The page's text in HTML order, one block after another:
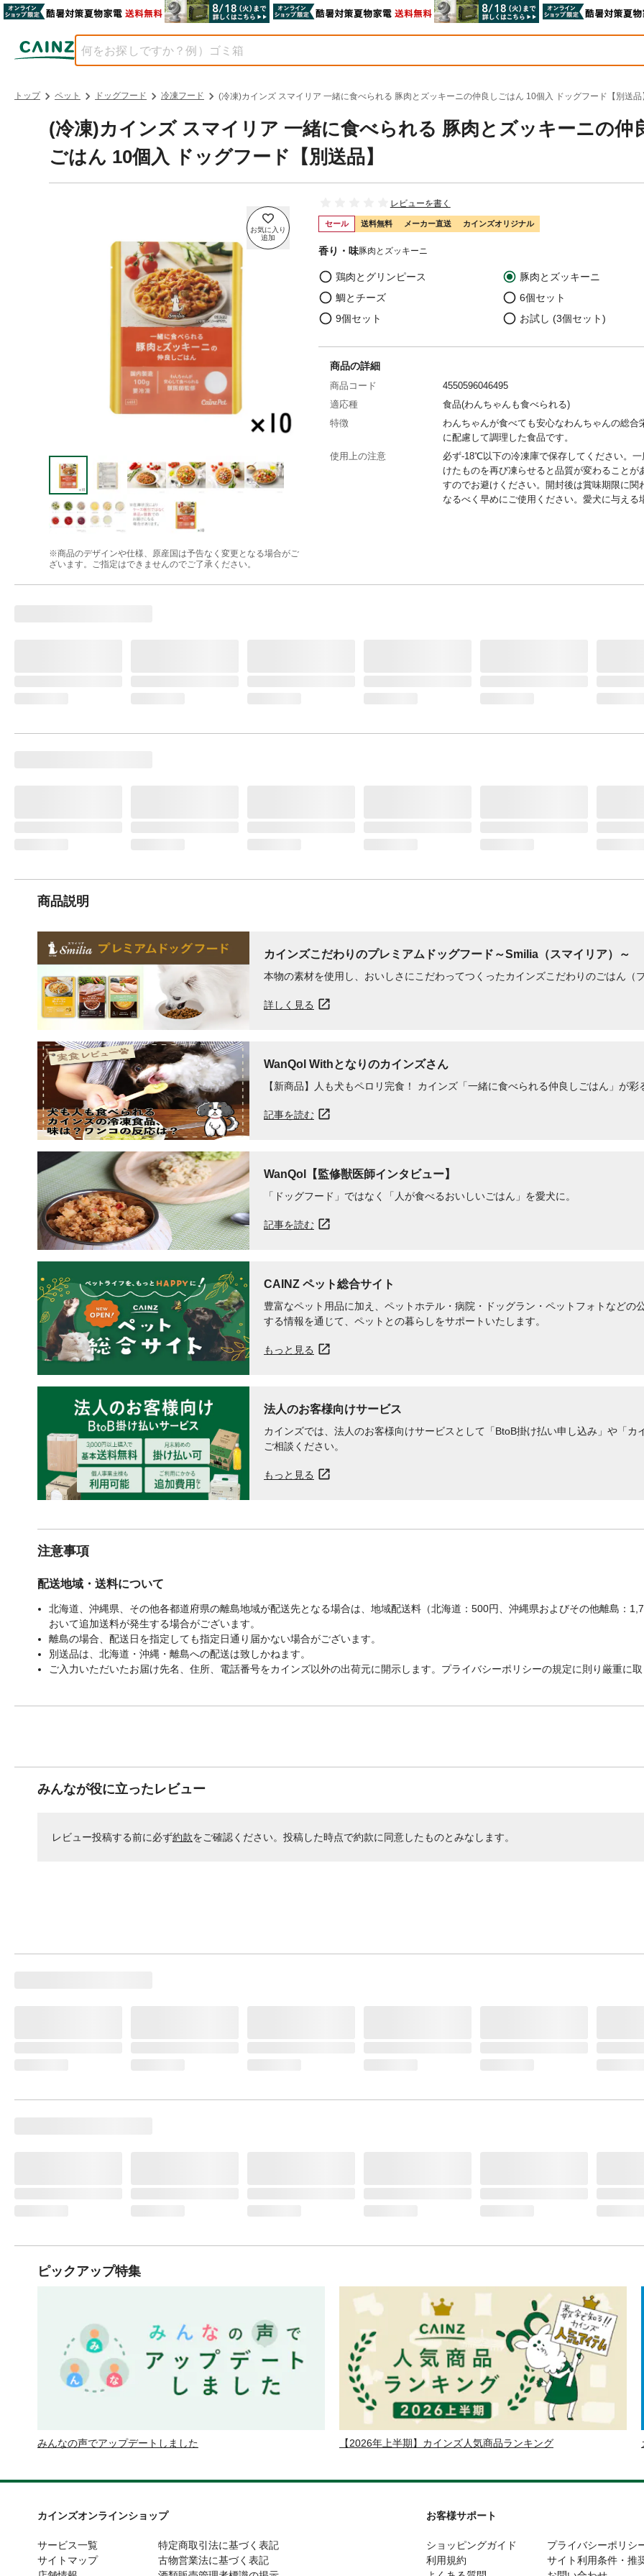
トップ ペット ドッグフード 冷凍フード (冷凍)カインズ スマイリア 一緒に食べられる 豚肉とズッキーニの仲良しごはん 10個入 ドッグフード【別送品
(冷凍)カインズ スマイリア 一緒に食べられる 豚肉とズッキーニの仲
ごはん 10個入 ドッグフード【別送品】
※商品のデザインや仕様、原産国は予告なく変更となる場合がご
ざいます。ご指定はできませんのでご了承ください。
レビューを書く
セール 送料無料 メーカー直送 カインズオリジナル
香り・味豚肉とズッキーニ
鶏肉とグリンピース
豚肉とズッキーニ
鯛とチーズ
6個セット
9個セット
お試し (3個セット)
商品の詳細
商品コード
4550596046495
適応種
食品(わんちゃんも食べられる)
特徴
わんちゃんが食べても安心なわんちゃんの総合
に配慮して調理した食品です。
使用上の注意
必ず-18℃以下の冷凍庫で保存してください。一
けたものを再び凍らせると品質が変わることが
すのでお避けください。開封後は賞味期限に関
なるべく早めにご使用ください。愛犬に与える
原材料
豚肉(カナダ産)、じゃがいもペースト(国内製造
商品説明
カインズこだわりのプレミアムドッグフード～Smilia（スマイリア）～
本物の素材を使用し、おいしさにこだわってつくったカインズこだわりのごはん（
詳しく見る
WanQol Withとなりのカインズさん
【新商品】人も犬もペロリ完食！ カインズ「一緒に食べられる仲良しごはん」が彩
記事を読む
WanQol【監修獣医師インタビュー】
「ドッグフード」ではなく「人が食べるおいしいごはん」を愛犬に。
記事を読む
CAINZ ペット総合サイト
豊富なペット用品に加え、ペットホテル・病院・ドッグラン・ペットフォトなど
する情報を通じて、ペットとの暮らしをサポートいたします。
もっと見る
法人のお客様向けサービス
カインズでは、法人のお客様向けサービスとして「BtoB掛け払い申し込み」や「
ご相談ください。
もっと見る
注意事項
配送地域・送料について
北海道、沖縄県、その他各都道府県の離島地域が配送先となる場合は、地域配送料（北海道：500円、沖縄県およびその他離島：
おいて追加送料が発生する場合がございます。
離島の場合、配送日を指定しても指定日通り届かない場合がございます。
別送品は、北海道・沖縄・離島への配送は致しかねます。
ご入力いただいたお届け先名、住所、電話番号をカインズ以外の出荷元に開示します。プライバシーポリシーの規定に則り厳重に取
みんなが役に立ったレビュー
レビュー投稿する前に必ず約款をご確認ください。投稿した時点で約款に同意したものとみなします。
ピックアップ特集
みんなの声でアップデートしました 【2026年上半期】カインズ人気商品ランキング
カインズオンラインショップ
サービス一覧
サイトマップ
特定商取引法に基づく表記
古物営業法に基づく表記
お客様サポート
ショッピングガイド
利用規約
プライバシーポリシ
サイト利用条件・推